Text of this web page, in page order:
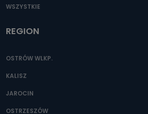
WSZYSTKIE
REGION
OSTRÓW WLKP.
KALISZ
JAROCIN
OSTRZESZÓW